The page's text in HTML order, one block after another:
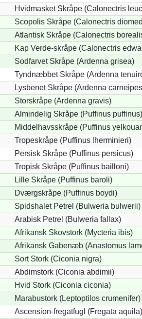
Hvidmasket Skråpe (Calonectris
Scopolis Skråpe (Calonectris
Atlantisk Skråpe (Calonectris
Kap Verde-skråpe (Calonectris
Sodfarvet Skråpe (Ardenna grisea)
Tyndnæbbet Skråpe (Ardenna
Lysbenet Skråpe (Ardenna
Storskråpe (Ardenna gravis)
Almindelig Skråpe (Puffinus puffinus)
Middelhavsskråpe (Puffinus
Tropeskråpe (Puffinus lherminieri)
Persisk Skråpe (Puffinus persicus)
Tropisk Skråpe (Puffinus bailloni)
Lille Skråpe (Puffinus baroli)
Dværgskråpe (Puffinus boydi)
Spidshalet Petrel (Bulweria bulwerii)
Arabisk Petrel (Bulweria fallax)
Afrikansk Skovstork (Mycteria ibis)
Afrikansk Gabenæb (Anastomus
Sort Stork (Ciconia nigra)
Abdimstork (Ciconia abdimii)
Hvid Stork (Ciconia ciconia)
Marabustork (Leptoptilos crumenifer)
Ascension-fregatfugl (Fregata aquila)